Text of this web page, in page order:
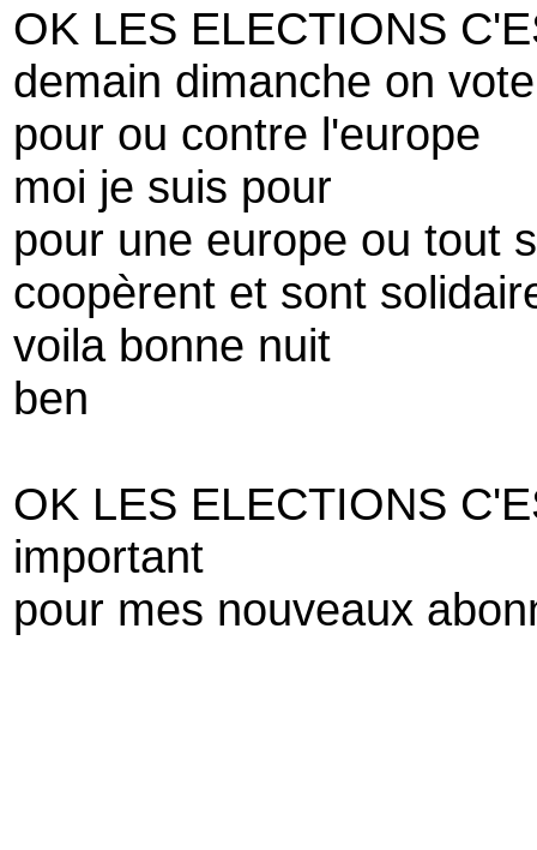
OK LES ELECTIONS
demain dimanche on vote
pour ou contre l'europe
moi je suis pour
pour une europe ou tout
coopèrent et sont
voila bonne nuit
ben
OK LES ELECTIONS
important
pour mes nouveaux